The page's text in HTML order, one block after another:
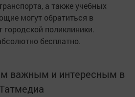
а также учебных
могут обратиться в
поликлиники.
бесплатно.
важным и интересным в